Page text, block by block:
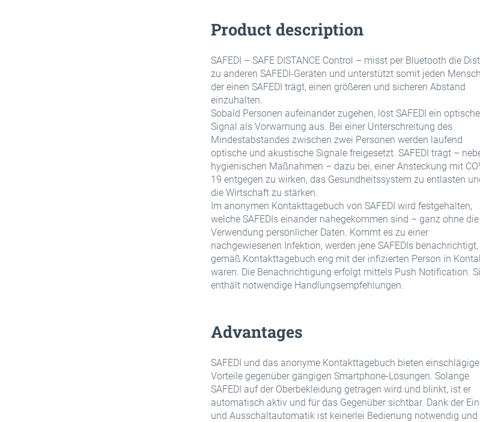
Product description
SAFEDI – SAFE DISTANCE Control – misst per Bluetooth die
zu anderen SAFEDI-Geräten und unterstützt somit jeden
der einen SAFEDI trägt, einen größeren und sicheren Abstand
einzuhalten.
Sobald Personen aufeinander zugehen, löst SAFEDI ein
Signal als Vorwarnung aus. Bei einer Unterschreitung des
Mindestabstandes zwischen zwei Personen werden laufend
optische und akustische Signale freigesetzt. SAFEDI trägt –
hygienischen Maßnahmen – dazu bei, einer Ansteckung mit
19 entgegen zu wirken, das Gesundheitssystem zu entlasten
die Wirtschaft zu stärken.
Im anonymen Kontakttagebuch von SAFEDI wird festgehalten,
welche SAFEDIs einander nahegekommen sind – ganz ohne die
Verwendung persönlicher Daten. Kommt es zu einer
nachgewiesenen Infektion, werden jene SAFEDIs
gemäß Kontakttagebuch eng mit der infizierten Person in
waren. Die Benachrichtigung erfolgt mittels Push Notification.
enthält notwendige Handlungsempfehlungen.
Advantages
SAFEDI und das anonyme Kontakttagebuch bieten einschlägige
Vorteile gegenüber gängigen Smartphone-Lösungen. Solange
SAFEDI auf der Oberbekleidung getragen wird und blinkt, ist er
automatisch aktiv und für das Gegenüber sichtbar. Dank der
und Ausschaltautomatik ist keinerlei Bedienung notwendig und